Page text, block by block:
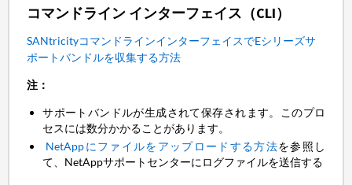
コマンドライン インターフェイス（CLI）
SANtricityコマンドラインインターフェイスでEシリーズサ
ポートバンドルを収集する方法
注：
サポートバンドルが生成されて保存されます。このプロ
セスには数分かかることがあります。
NetAppにファイルをアップロードする方法を参照し
て、NetAppサポートセンターにログファイルを送信する